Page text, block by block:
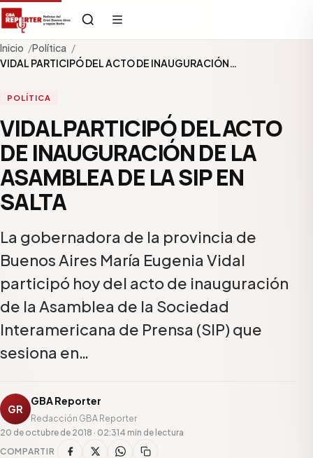
Inicio
Política
VIDAL PARTICIPÓ DEL ACTO DE INAUGURACIÓN…
POLÍTICA
VIDAL PARTICIPÓ DEL ACTO
DE INAUGURACIÓN DE LA
ASAMBLEA DE LA SIP EN
SALTA
La gobernadora de la provincia de
Buenos Aires María Eugenia Vidal
participó hoy del acto de inauguración
de la Asamblea de la Sociedad
Interamericana de Prensa (SIP) que
sesiona en…
GR
GBA Reporter
Redacción GBA Reporter
20 de octubre de 2018 · 02:314 min de lectura
COMPARTIR